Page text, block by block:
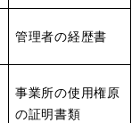
管理者の経歴書
事業所の使用権原
の証明書類